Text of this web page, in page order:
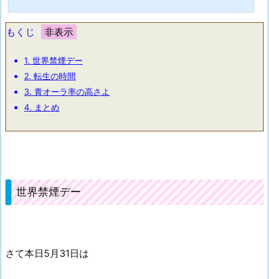
ないと後で後悔しますからね！久しぶりにこっちの北斗をこの日はマイホにやってきま
した。打てる台はないかと店内をさ...
もくじ
1. 世界禁煙デー
2. 転生の時間
3. 青オーラ率の高さよ
4. まとめ
世界禁煙デー
さて本日5月31日は